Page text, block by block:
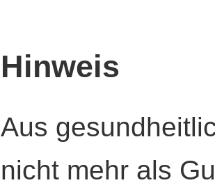
Hinweis
Aus
nicht mehr als